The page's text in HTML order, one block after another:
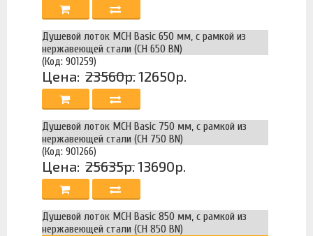
Душевой лоток MCH Basic 650 мм, с рамкой из
нержавеющей стали (CH 650 BN)
(Код: 901259)
Цена: 23560р.12650р.
Душевой лоток MCH Basic 750 мм, с рамкой из
нержавеющей стали (CH 750 BN)
(Код: 901266)
Цена: 25635р.13690р.
Душевой лоток MCH Basic 850 мм, с рамкой из
нержавеющей стали (CH 850 BN)